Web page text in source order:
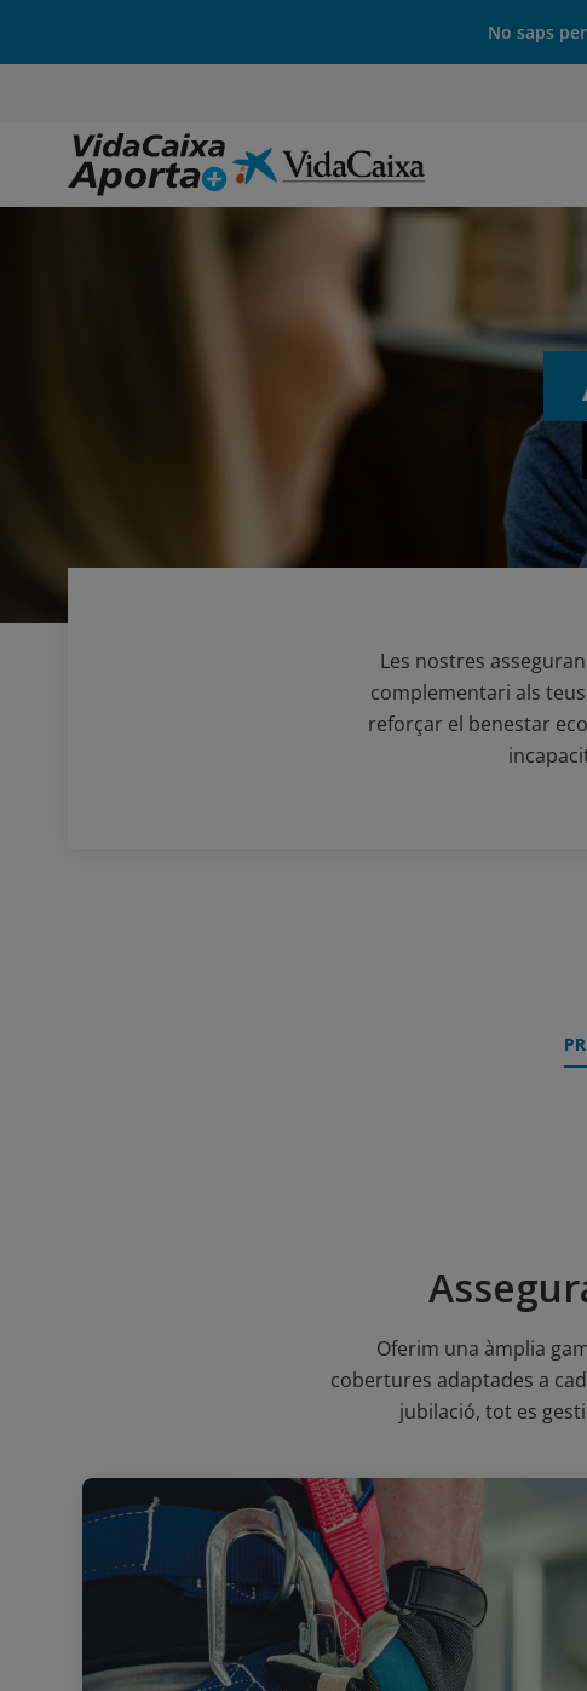
No saps
Les nostres
complementari als
reforçar el benestar
Oferim una àmplia
cobertures adaptades a
jubilació, tot es